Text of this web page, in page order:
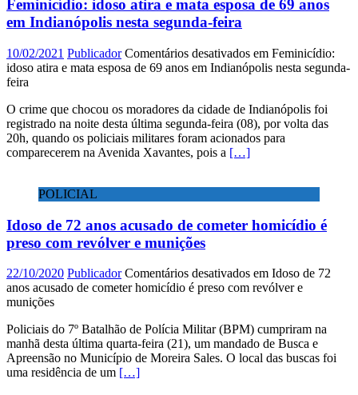
Feminicídio: idoso atira e mata esposa de 69 anos
em Indianópolis nesta segunda-feira
10/02/2021 Publicador Comentários desativados em Feminicídio:
idoso atira e mata esposa de 69 anos em Indianópolis nesta segunda-
feira
O crime que chocou os moradores da cidade de Indianópolis foi
registrado na noite desta última segunda-feira (08), por volta das
20h, quando os policiais militares foram acionados para
comparecerem na Avenida Xavantes, pois a […]
POLICIAL
Idoso de 72 anos acusado de cometer homicídio é
preso com revólver e munições
22/10/2020 Publicador Comentários desativados em Idoso de 72
anos acusado de cometer homicídio é preso com revólver e
munições
Policiais do 7º Batalhão de Polícia Militar (BPM) cumpriram na
manhã desta última quarta-feira (21), um mandado de Busca e
Apreensão no Município de Moreira Sales. O local das buscas foi
uma residência de um […]